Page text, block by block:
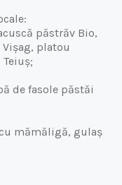
păstrăv Bio,
platou
de fasole păstăi
mămăligă, gulaș